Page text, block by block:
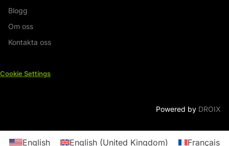
Blogg
Om oss
Kontakta oss
Cookie Settings
Powered by DROIX
English English (United Kingdom) Français